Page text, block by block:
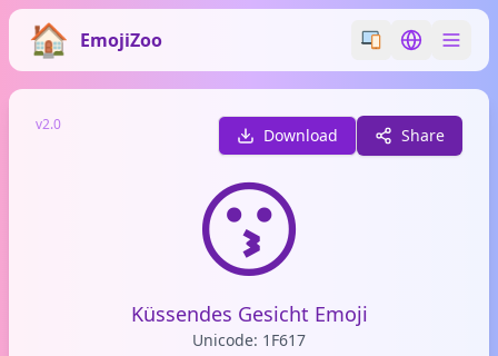
EmojiZoo Switch emoji
Switch
v2.0
Download Share
😗
Küssendes Gesicht Emoji
Unicode: 1F617